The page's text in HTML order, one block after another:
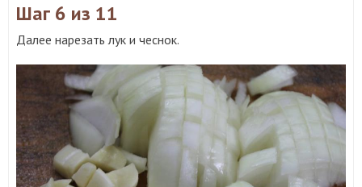
Шаг 6 из 11
Далее нарезать лук и чеснок.